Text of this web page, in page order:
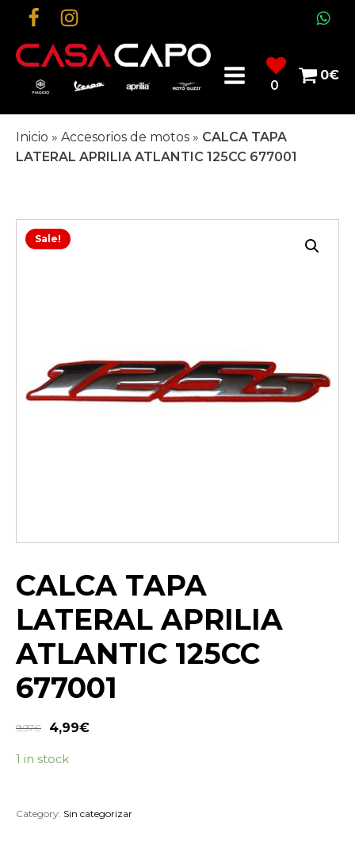
0
0€
Inicio » Accesorios de motos » CALCA TAPA
LATERAL APRILIA ATLANTIC 125CC 677001
Sale!
CALCA TAPA
LATERAL APRILIA
ATLANTIC 125CC
677001
9,97€ 4,99€
1 in stock
Category: Sin categorizar